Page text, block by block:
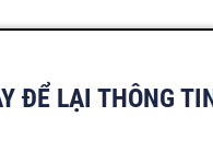
ĐỂ LẠI THÔNG